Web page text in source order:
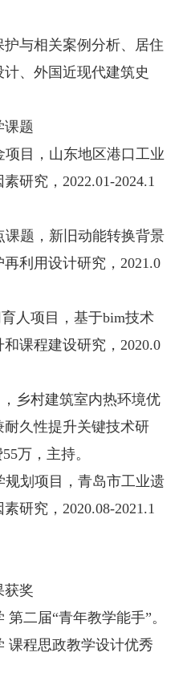
与相关案例分析、居住
、外国近现代建筑史
题
目，山东地区港口工业
研究，2022.01-2024.1
题，新旧动能转换背景
利用设计研究，2021.0
人项目，基于bim技术
课程建设研究，2020.0
乡村建筑室内热环境优
久性提升关键技术研
万，主持。
划项目，青岛市工业遗
研究，2020.08-2021.1
奖
二届“青年教学能手”。
程思政教学设计优秀